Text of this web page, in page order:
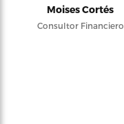
Moises Cortés
Consultor Financiero